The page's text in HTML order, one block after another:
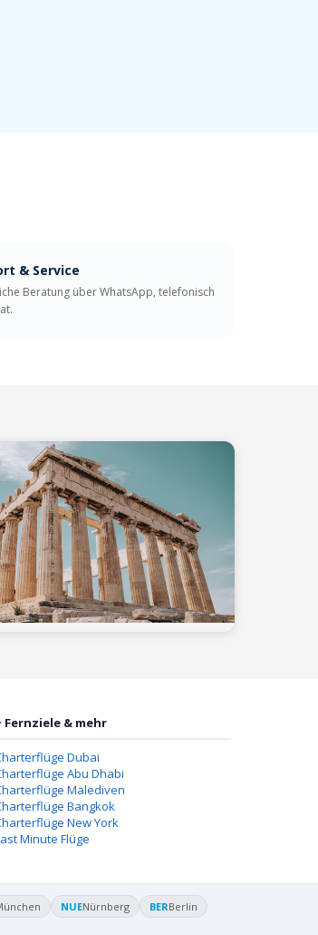
& Service
Beratung über WhatsApp, telefonisch
Fernziele & mehr
Dubai
Abu Dhabi
Malediven
Bangkok
New York
Minute Flüge
NUENürnberg BERBerlin